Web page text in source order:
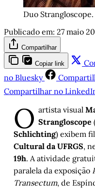
Duo
Publicado em: 27 maio
Compartilhar
Copiar link
no Bluesky
Compartilhar no
O artista visual
Strangloscope
Schlichting) exibem
Cultural da UFRGS,
19h. A atividade
paralela da exposição
Transectum, de